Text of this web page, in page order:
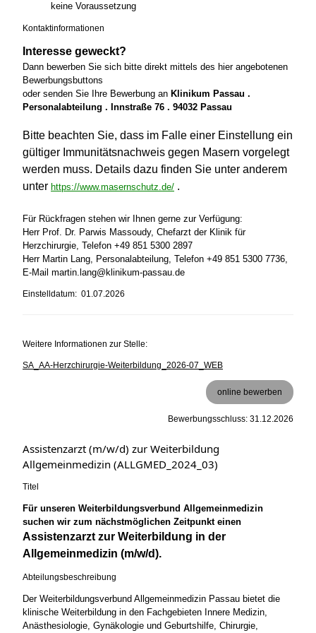
keine Voraussetzung
Kontaktinformationen
Interesse geweckt?
Dann bewerben Sie sich bitte direkt mittels des hier angebotenen
Bewerbungsbuttons
oder senden Sie Ihre Bewerbung an Klinikum Passau .
Personalabteilung . Innstraße 76 . 94032 Passau
Bitte beachten Sie, dass im Falle einer Einstellung ein
gültiger Immunitätsnachweis gegen Masern vorgelegt
werden muss. Details dazu finden Sie unter anderem
unter https://www.masernschutz.de/ .
Für Rückfragen stehen wir Ihnen gerne zur Verfügung:
Herr Prof. Dr. Parwis Massoudy, Chefarzt der Klinik für
Herzchirurgie, Telefon +49 851 5300 2897
Herr Martin Lang, Personalabteilung, Telefon +49 851 5300 7736,
E-Mail martin.lang@klinikum-passau.de
Einstelldatum: 01.07.2026
Weitere Informationen zur Stelle:
SA_AA-Herzchirurgie-Weiterbildung_2026-07_WEB
online bewerben
Bewerbungsschluss: 31.12.2026
Assistenzarzt (m/w/d) zur Weiterbildung
Allgemeinmedizin (ALLGMED_2024_03)
Titel
Für unseren Weiterbildungsverbund Allgemeinmedizin
suchen wir zum nächstmöglichen Zeitpunkt einen
Assistenzarzt zur Weiterbildung in der
Allgemeinmedizin (m/w/d).
Abteilungsbeschreibung
Der Weiterbildungsverbund Allgemeinmedizin Passau bietet die
klinische Weiterbildung in den Fachgebieten Innere Medizin,
Anästhesiologie, Gynäkologie und Geburtshilfe, Chirurgie,